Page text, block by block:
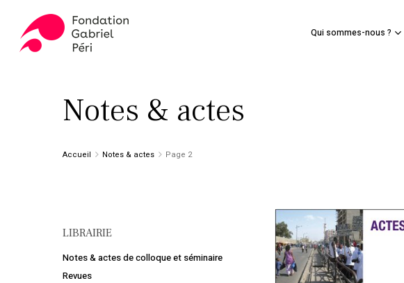
main
Qui sommes-nous ?
Notes & actes
Accueil Notes & actes Page 2
LIBRAIRIE
Notes & actes de colloque et séminaire
Revues